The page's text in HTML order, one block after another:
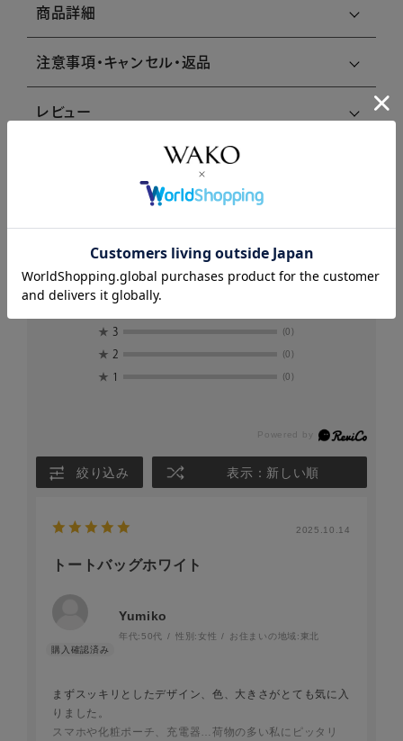
商品詳細
注意事項・キャンセル・返品
レビュー
5.0
レビュー件数：1件
★ 5
★ 3 (0)
★ 2 (0)
★ 1 (0)
絞り込み 表示：新しい順
2025.10.14
トートバッグホワイト
Yumiko
年代: 50代 性別:女性 お住まいの地域: 東北
まずスッキリとしたデザイン、色、大きさがとても気に入
りました。
スマホや化粧ポーチ、充電器…荷物の多い私にピッタリ